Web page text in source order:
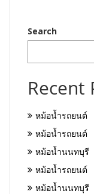
Search
Recent
หม้อน้ำรถยนต์
หม้อน้ำรถยนต์
หม้อน้ำนนทบุรี
หม้อน้ำรถยนต์
หม้อน้ำนนทบุรี